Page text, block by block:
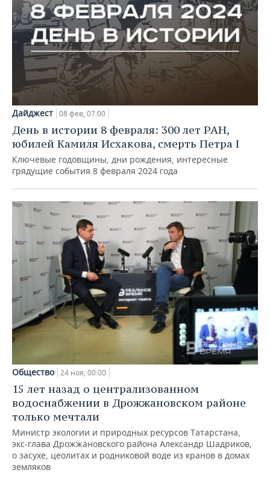
Дайджест 08 фев, 07:00
День в истории 8 февраля: 300 лет РАН,
юбилей Камиля Исхакова, смерть Петра I
Ключевые годовщины, дни рождения, интересные
грядущие события 8 февраля 2024 года
Общество 24 ноя, 00:00
15 лет назад о централизованном
водоснабжении в Дрожжановском районе
только мечтали
Министр экологии и природных ресурсов Татарстана,
экс-глава Дрожжановского района Александр Шадриков,
о засухе, цеолитах и родниковой воде из кранов в домах
земляков